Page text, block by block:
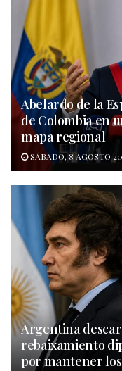
Abelardo de la
de Colombia en
mapa regional
SÁBADO, 8 AGOSTO
Argentina
rebaixamiento
por mantener